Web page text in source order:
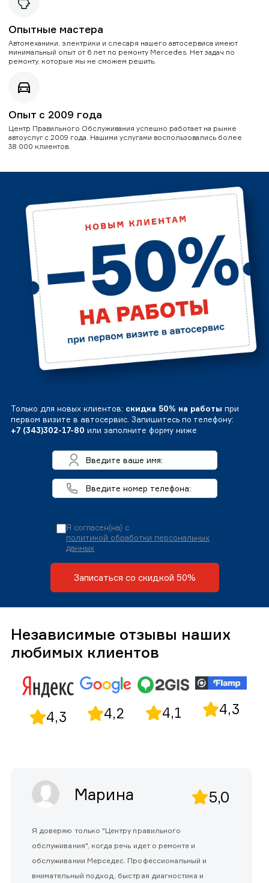
Опытные мастера
Автомеханики, электрики и слесаря нашего автосервиса имеют
минимальный опыт от 6 лет по ремонту Mercedes. Нет задач по
ремонту, которые мы не сможем решить.
Опыт с 2009 года
Центр Правильного Обслуживания успешно работает на рынке
автоуслуг с 2009 года. Нашими услугами воспользовались более
38 000 клиентов.
Только для новых клиентов: скидка 50% на работы при
первом визите в автосервис. Запишитесь по телефону:
+7 (343)302-17-80 или заполните форму ниже
Я согласен(на) с
политикой обработки персональных
данных
Записаться со скидкой 50%
Независимые отзывы наших
любимых клиентов
4,3 4,2 4,1 4,3
Марина 5,0
Я доверяю только "Центру правильного
обслуживания", когда речь идет о ремонте и
обслуживании Мерседес. Профессиональный и
внимательный подход, быстрая диагностика и